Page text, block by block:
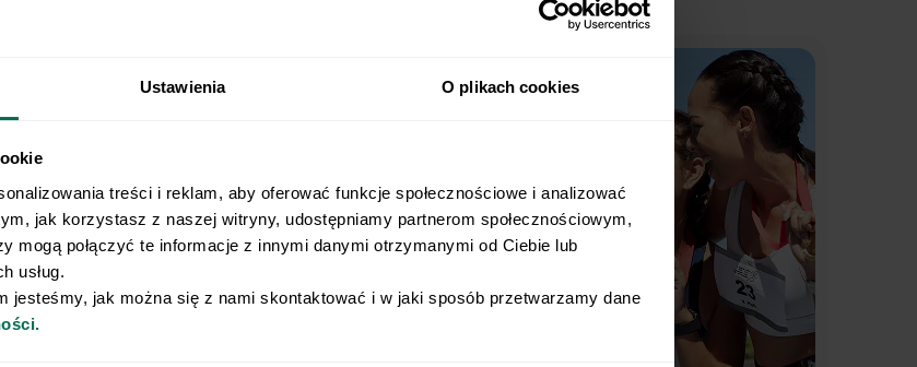
Ustawienia O plikach cookies
treści i reklam, aby oferować funkcje społecznościowe i analizować
jak korzystasz z naszej witryny, udostępniamy partnerom społecznościowym,
mogą połączyć te informacje z innymi danymi otrzymanymi od Ciebie lub
usług.
jesteśmy, jak można się z nami skontaktować i w jaki sposób przetwarzamy dane
dopasowany do Twojej
by źle dobrana dieta ograniczała